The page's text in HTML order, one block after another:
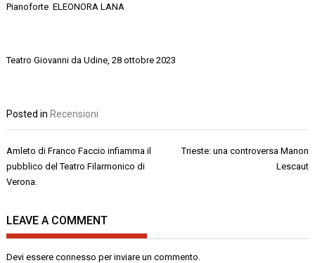
PianoforteELEONORA LANA
Teatro Giovanni da Udine, 28 ottobre 2023
Posted in Recensioni
Navigazione
articoli
Amleto di Franco Faccio infiamma il
pubblico del Teatro Filarmonico di
Verona.
Trieste: una controversa Manon
Lescaut
LEAVE A COMMENT
Devi essereconnesso per inviare un commento.